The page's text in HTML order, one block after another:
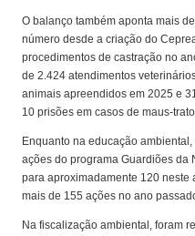
O balanço também aponta mais
número desde a criação do
procedimentos de castração no
de 2.424 atendimentos
animais apreendidos em 2025 e
10 prisões em casos de maus-
Enquanto na educação
ações do programa Guardiões da
para aproximadamente 120 neste
mais de 155 ações no ano
Na fiscalização ambiental, foram